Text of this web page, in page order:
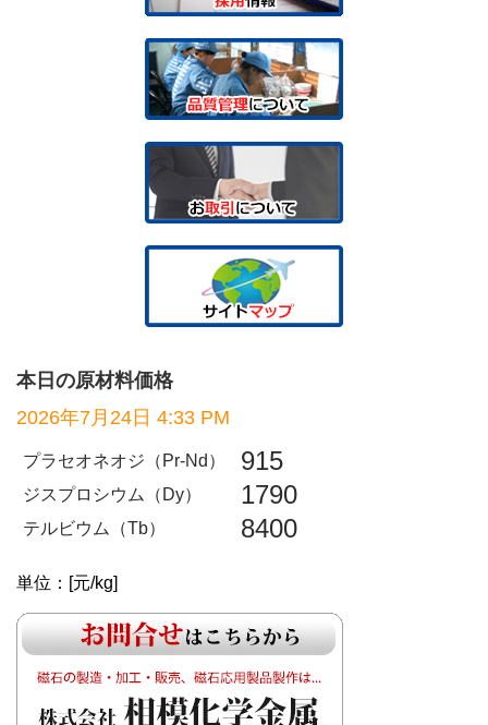
本日の原材料価格
2026年7月24日 4:33 PM
プラセオネオジ（Pr-Nd） 915
ジスプロシウム（Dy） 1790
テルビウム（Tb） 8400
単位：[元/kg]